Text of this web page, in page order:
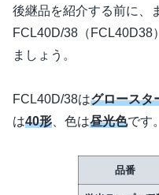
後継品を紹介する前に、
FCL40D/38（FCL40D38
ましょう。
FCL40D/38はグロースタ
は40形 、色は昼光色です。
品番